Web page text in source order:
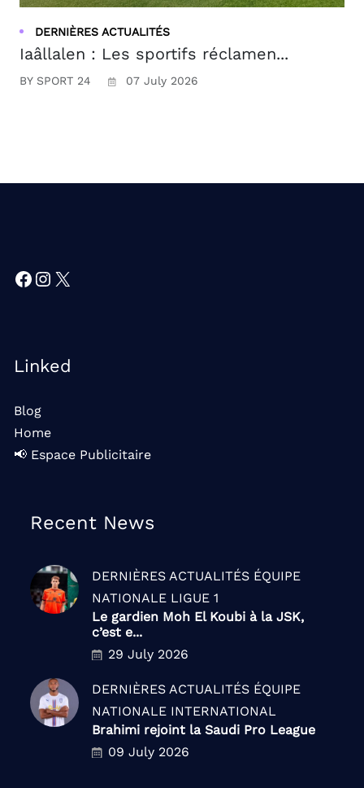
DERNIÈRES ACTUALITÉS
Iaâllalen : Les sportifs réclamen...
BY SPORT 24 07 July 2026
Facebook
Instagram
X
Linked
Blog
Home
📢 Espace Publicitaire
Recent News
DERNIÈRES ACTUALITÉS ÉQUIPE
NATIONALE LIGUE 1
Le gardien Moh El Koubi à la JSK,
c’est e...
29 July 2026
DERNIÈRES ACTUALITÉS ÉQUIPE
NATIONALE INTERNATIONAL
Brahimi rejoint la Saudi Pro League
09 July 2026